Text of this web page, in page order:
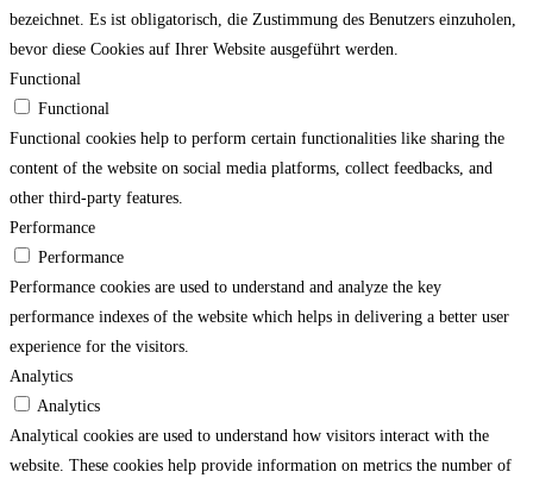
bezeichnet. Es ist obligatorisch, die Zustimmung des Benutzers einzuholen,
bevor diese Cookies auf Ihrer Website ausgeführt werden.
Functional
Functional
Functional cookies help to perform certain functionalities like sharing the
content of the website on social media platforms, collect feedbacks, and
other third-party features.
Performance
Performance
Performance cookies are used to understand and analyze the key
performance indexes of the website which helps in delivering a better user
experience for the visitors.
Analytics
Analytics
Analytical cookies are used to understand how visitors interact with the
website. These cookies help provide information on metrics the number of